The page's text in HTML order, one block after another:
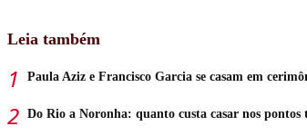
Leia também
Paula Aziz e Francisco Garcia se casam em
Do Rio a Noronha: quanto custa casar nos